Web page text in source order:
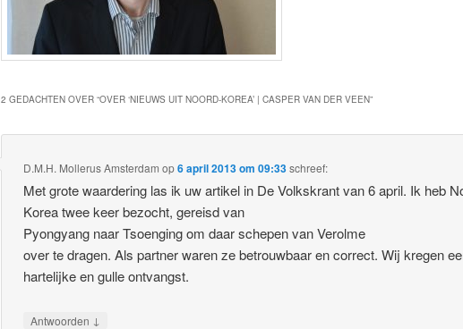
2 GEDACHTEN OVER “OVER ‘NIEUWS UIT NOORD-KOREA’ | CASPER VAN DER VEEN”
D.M.H. Mollerus Amsterdam op6 april 2013 om 09:33schreef:
Met grote waardering las ik uw artikel in De Volkskrant van 6 april. Ik heb
Korea twee keer bezocht, gereisd van
Pyongyang naar Tsoenging om daar schepen van Verolme
over te dragen. Als partner waren ze betrouwbaar en correct. Wij kregen
hartelijke en gulle ontvangst.
Antwoorden ↓